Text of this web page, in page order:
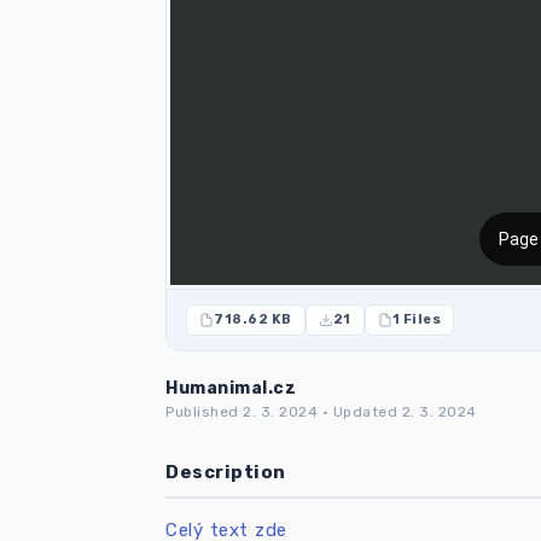
718.62 KB 21 1 Files
Humanimal.cz
Published 2. 3. 2024 · Updated 2. 3. 2024
Description
Celý text zde